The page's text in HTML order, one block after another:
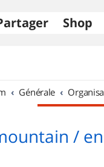
Shop
Générale
/